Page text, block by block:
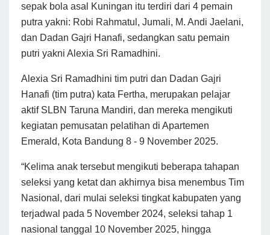
sepak bola asal Kuningan itu terdiri dari 4 pemain
putra yakni: Robi Rahmatul, Jumali, M. Andi Jaelani,
dan Dadan Gajri Hanafi, sedangkan satu pemain
putri yakni Alexia Sri Ramadhini.
Alexia Sri Ramadhini tim putri dan Dadan Gajri
Hanafi (tim putra) kata Fertha, merupakan pelajar
aktif SLBN Taruna Mandiri, dan mereka mengikuti
kegiatan pemusatan pelatihan di Apartemen
Emerald, Kota Bandung 8 - 9 November 2025.
“Kelima anak tersebut mengikuti beberapa tahapan
seleksi yang ketat dan akhirnya bisa menembus Tim
Nasional, dari mulai seleksi tingkat kabupaten yang
terjadwal pada 5 November 2024, seleksi tahap 1
nasional tanggal 10 November 2025, hingga